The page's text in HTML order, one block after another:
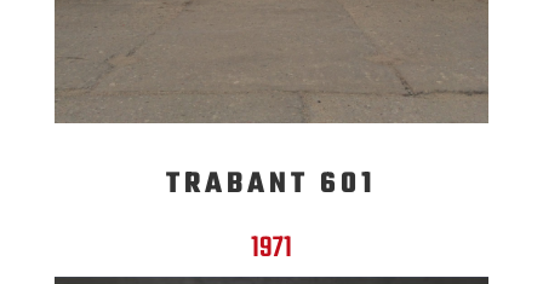
TRABANT 601
1971